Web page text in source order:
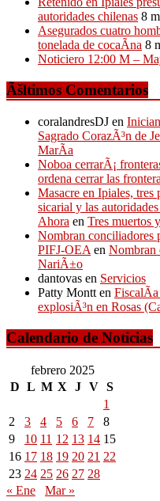
autoridades chilenas 8
Asegurados cuatro
tonelada de cocaÃ­na 8
Noticiero 12:00 M –
Ãšltimos Comentarios
coralandresDJ en
Sagrado CorazÃ³n de
MarÃ­a
Noboa cerrarÃ¡
ordena cerrar las
Masacre en Ipiales, tres
sicarial y las
Ahora en Tres muertos
Nombran conciliadores
PIFJ-OEA en Nombran
NariÃ±o
dantovas en Servicios
Patty Montt en FiscalÃ­a
explosiÃ³n en Rosas
Calendario de Noticias
febrero 2025
D L M X J V S
1
2
3 4 5 6 7
8
9
10 11 12 13 14 15
16 17 18 19 20 21 22
23 24 25 26 27 28
« Ene
Mar »